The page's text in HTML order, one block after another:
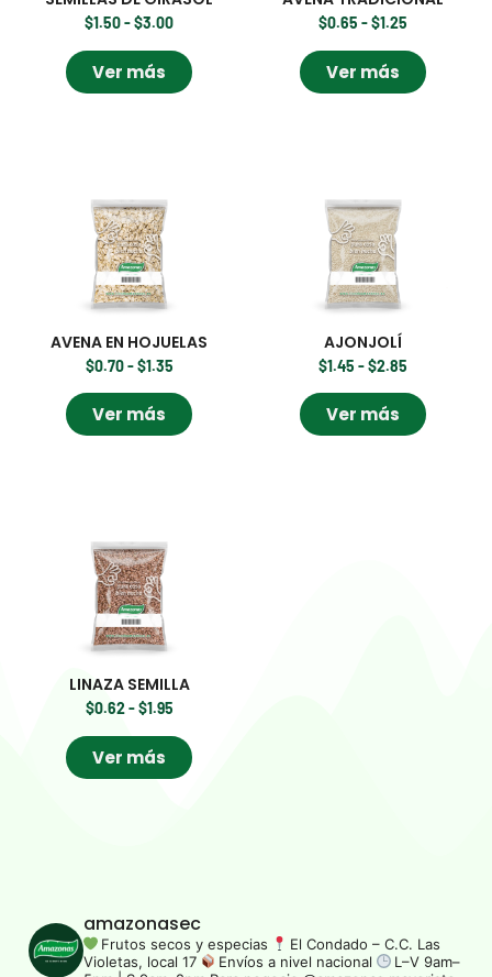
$1.50-$3.00
Ver más
$0.65 -$1.25
Ver más
AVENA EN HOJUELAS
$0.70 - $1.35
Ver más
AJONJOLÍ
$1.45 -$2.85
Ver más
LINAZA SEMILLA
$0.62 - $1.95
Ver más
amazonasec
Frutos secos y especias
El Condado – C.C. Las
Violetas, local 17
Envíos a nivel nacional
L–V 9am–